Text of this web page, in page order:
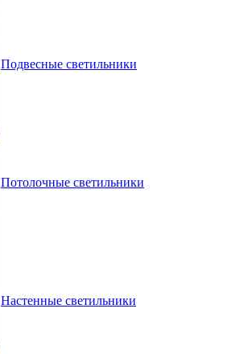
Подвесные светильники
Потолочные светильники
Настенные светильники